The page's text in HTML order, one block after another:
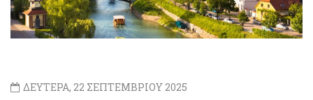
ΔΕΥΤΕΡΑ, 22 ΣΕΠΤΕΜΒΡΙΟΥ 2025